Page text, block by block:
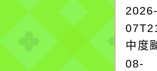
中度
08-